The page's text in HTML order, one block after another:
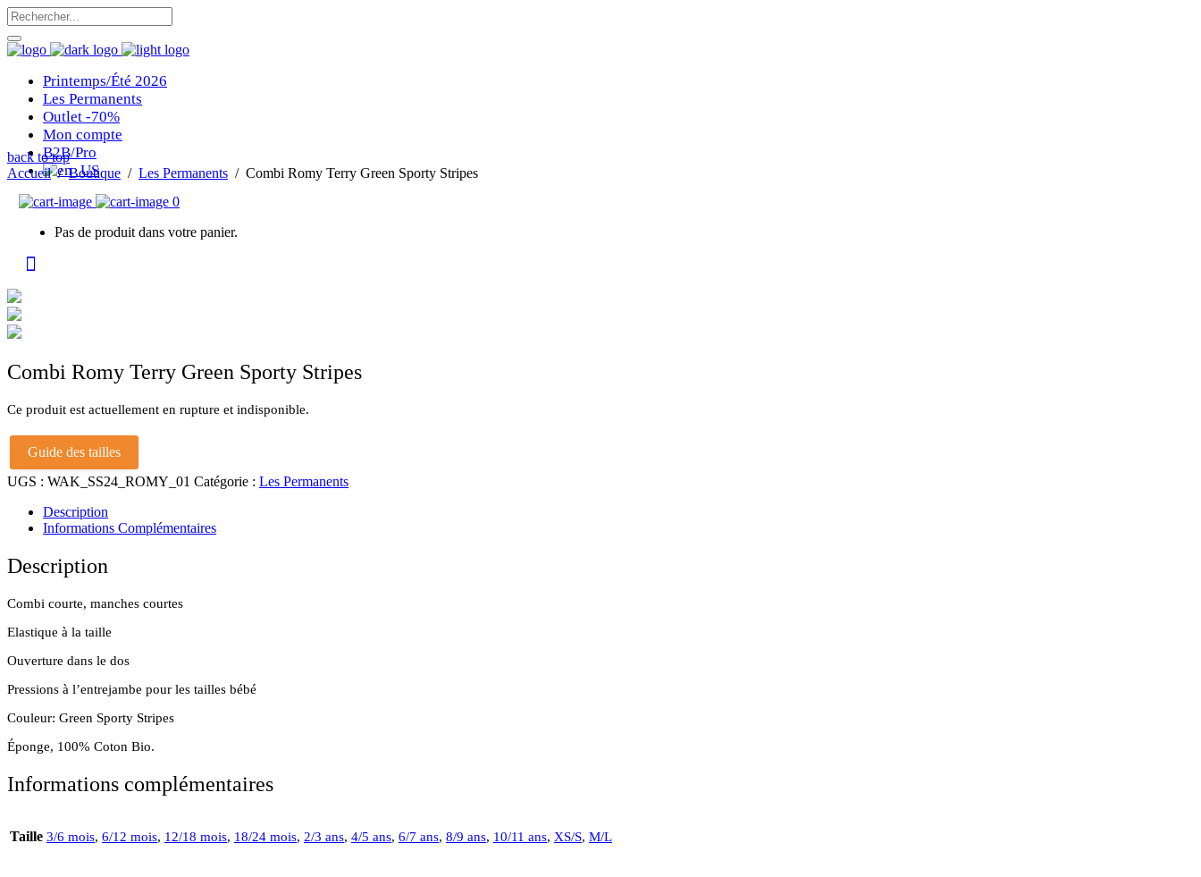
Printemps/Été 2026
Les Permanents
Outlet -70%
Mon compte
B2B/Pro
0
Pas de produit dans votre panier.
back to top
Accueil/Boutique / Les Permanents / Combi Romy Terry Green Sporty Stripes
Combi Romy Terry Green Sporty Stripes
Ce produit est actuellement en rupture et indisponible.
Guide des tailles
UGS : WAK_SS24_ROMY_01 Catégorie : Les Permanents
Description
Informations Complémentaires
Description
Combi courte, manches courtes
Elastique à la taille
Ouverture dans le dos
Pressions à l’entrejambe pour les tailles bébé
Couleur: Green Sporty Stripes
Éponge, 100% Coton Bio.
Informations complémentaires
Taille 3/6 mois, 6/12 mois, 12/18 mois, 18/24 mois, 2/3 ans, 4/5 ans, 6/7 ans, 8/9 ans, 10/11 ans, XS/S, M/L